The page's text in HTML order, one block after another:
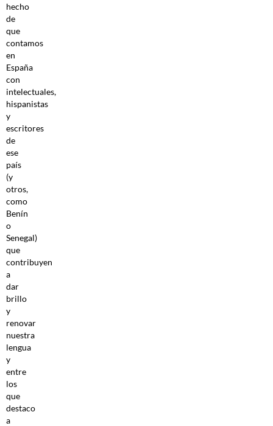
hecho
de
que
contamos
en
España
con
intelectuales,
hispanistas
y
escritores
de
ese
país
(y
otros,
como
Benín
o
Senegal)
que
contribuyen
a
dar
brillo
y
renovar
nuestra
lengua
y
entre
los
que
destaco
a